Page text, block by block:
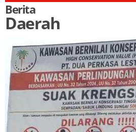
Berita
Daerah